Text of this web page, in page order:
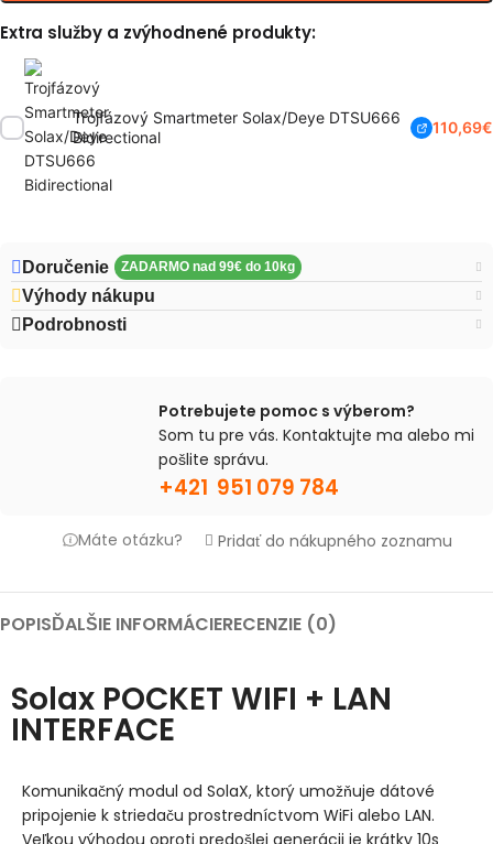
Extra služby a zvýhodnené produkty:
Trojfázový Smartmeter Solax/Deye DTSU666
Bidirectional
110,69€
Doručenie
Výhody nákupu
Podrobnosti
Potrebujete pomoc s výberom?
Som tu pre vás. Kontaktujte ma alebo mi
pošlite správu.
+421 951 079 784
Máte otázku? Pridať do nákupného zoznamu
POPISĎALŠIE INFORMÁCIERECENZIE (0)
Solax POCKET WIFI + LAN
INTERFACE
Komunikačný modul od SolaX, ktorý umožňuje dátové
pripojenie k striedaču prostredníctvom WiFi alebo LAN.
Veľkou výhodou oproti predošlej generácii je krátky 10s